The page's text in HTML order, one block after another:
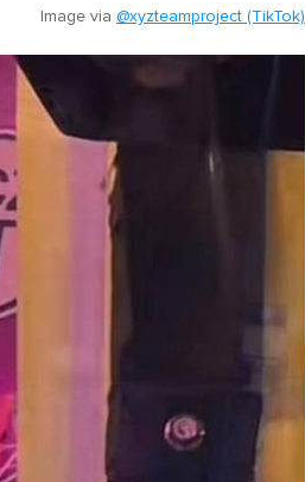
Image via @xyzteamproject (TikTok)